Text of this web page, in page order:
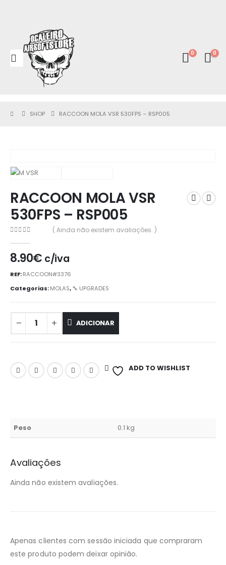
0 0
SHOP RACCOON MOLA VSR 530FPS – RSP005
RACCOON MOLA VSR
530FPS – RSP005
( Ainda não existem avaliações. )
8.90€ c/iva
REF:RACCOON#3376
Categorias:MOLAS,🔧 UPGRADES
ADICIONAR
ADD TO WISHLIST
Peso 0.1 kg
Avaliações
Ainda não existem avaliações.
Apenas clientes com sessão iniciada que compraram
este produto podem deixar opinião.